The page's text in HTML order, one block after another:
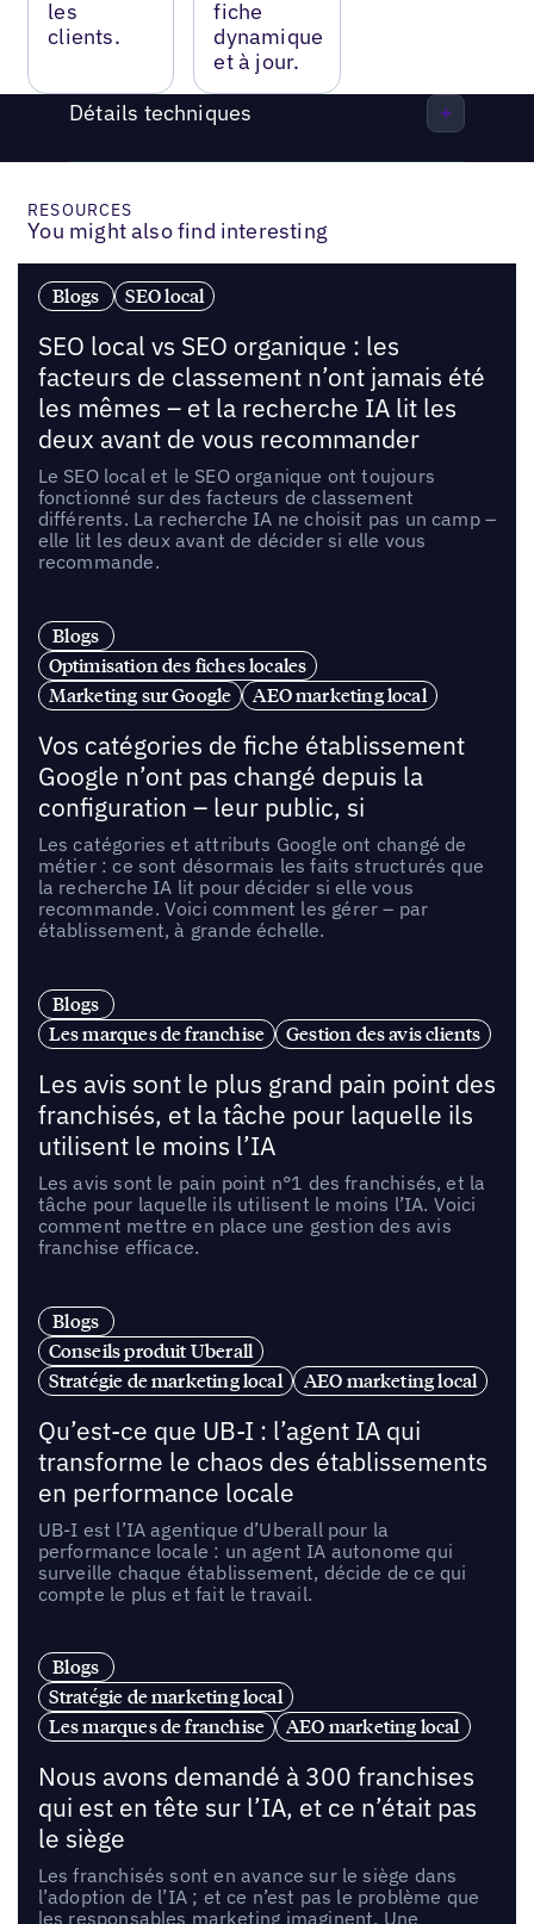
les
clients.
fiche
dynamique
et à jour.
Détails techniques
RESOURCES
You might also find interesting
Blogs SEO local
SEO local vs SEO organique : les
facteurs de classement n’ont jamais été
les mêmes – et la recherche IA lit les
deux avant de vous recommander
Le SEO local et le SEO organique ont toujours
fonctionné sur des facteurs de classement
différents. La recherche IA ne choisit pas un camp –
elle lit les deux avant de décider si elle vous
recommande.
Blogs
Optimisation des fiches locales
Marketing sur Google
AEO marketing local
Vos catégories de fiche établissement
Google n’ont pas changé depuis la
configuration – leur public, si
Les catégories et attributs Google ont changé de
métier : ce sont désormais les faits structurés que
la recherche IA lit pour décider si elle vous
recommande. Voici comment les gérer – par
établissement, à grande échelle.
Blogs
Les marques de franchise
Gestion des avis clients
Les avis sont le plus grand pain point des
franchisés, et la tâche pour laquelle ils
utilisent le moins l’IA
Les avis sont le pain point n°1 des franchisés, et la
tâche pour laquelle ils utilisent le moins l’IA. Voici
comment mettre en place une gestion des avis
franchise efficace.
Blogs
Conseils produit Uberall
Stratégie de marketing local
AEO marketing local
Qu’est-ce que UB-I : l’agent IA qui
transforme le chaos des établissements
en performance locale
UB-I est l’IA agentique d’Uberall pour la
performance locale : un agent IA autonome qui
surveille chaque établissement, décide de ce qui
compte le plus et fait le travail.
Blogs
Stratégie de marketing local
Les marques de franchise
AEO marketing local
Nous avons demandé à 300 franchises
qui est en tête sur l’IA, et ce n’était pas
le siège
Les franchisés sont en avance sur le siège dans
l’adoption de l’IA ; et ce n’est pas le problème que
les responsables marketing imaginent. Une